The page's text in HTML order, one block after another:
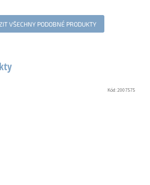
Kód:2007575
VŠECHNY PODOBNÉ PRODUKTY